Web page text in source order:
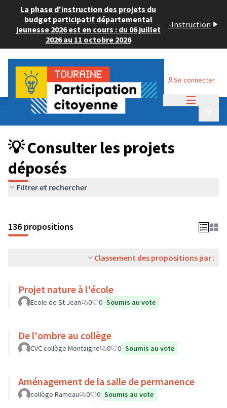
La phase d'instruction des projets du
budget participatif départemental
jeunesse 2026 est en cours : du 06 juillet
2026 au 11 octobre 2026
-Instruction
Se connecter
Budget Participatif JEUNESSE 2024
💡 Consulter les projets déposés
💡 Consulter les projets
déposés
Filtrer et rechercher
136 propositions
Classement des propositions par :
Projet nature à l'école
Ecole de St Jean 0 0 Soumis au vote
De l'ombre au collège
CVC collège Montaigne 0 0 Soumis au vote
Aménagement de la salle de permanence
collège Rameau 0 0 Soumis au vote